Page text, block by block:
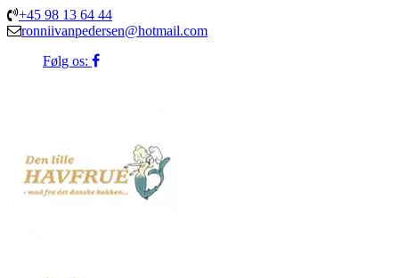
+45 98 13 64 44
ronniivanpedersen@hotmail.com
Følg os: